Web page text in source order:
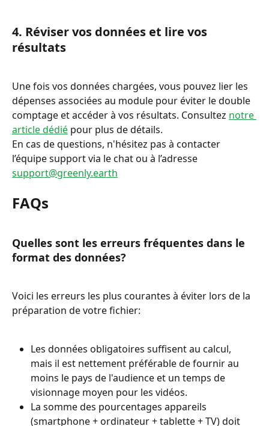
4. Réviser vos données et lire vos
résultats
Une fois vos données chargées, vous pouvez lier les
dépenses associées au module pour éviter le double
comptage et accéder à vos résultats. Consultez notre
article dédié pour plus de détails.
En cas de questions, n'hésitez pas à contacter
l’équipe support via le chat ou à l’adresse
support@greenly.earth
FAQs
Quelles sont les erreurs fréquentes dans le
format des données?
Voici les erreurs les plus courantes à éviter lors de la
préparation de votre fichier:
Les données obligatoires suffisent au calcul,
mais il est nettement préférable de fournir au
moins le pays de l'audience et un temps de
visionnage moyen pour les vidéos.
La somme des pourcentages appareils
(smartphone + ordinateur + tablette + TV) doit